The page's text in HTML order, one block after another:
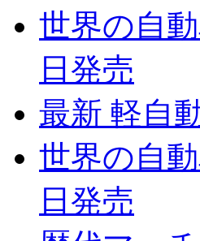
世界の自
日発売
最新 軽自
世界の自
日発売